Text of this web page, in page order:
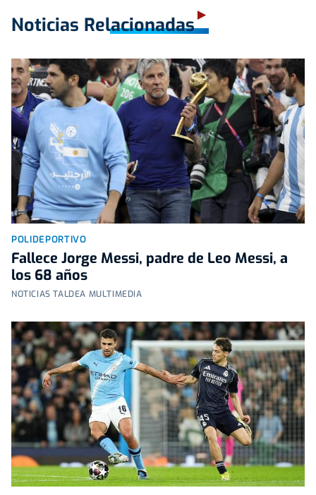
Noticias Relacionadas
POLIDEPORTIVO
Fallece Jorge Messi, padre de Leo Messi, a
los 68 años
NOTICIAS TALDEA MULTIMEDIA